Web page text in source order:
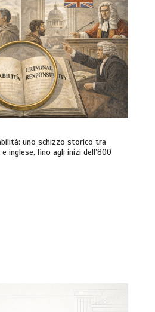
uno schizzo storico tra
inglese, fino agli inizi dell’800